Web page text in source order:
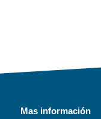
Mas información